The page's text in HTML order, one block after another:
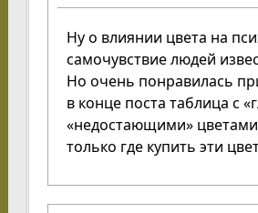
Ну о влиянии цвета на
самочувствие людей
Но очень понравилась
в конце поста таблица с
«недостающими»
только где купить эти